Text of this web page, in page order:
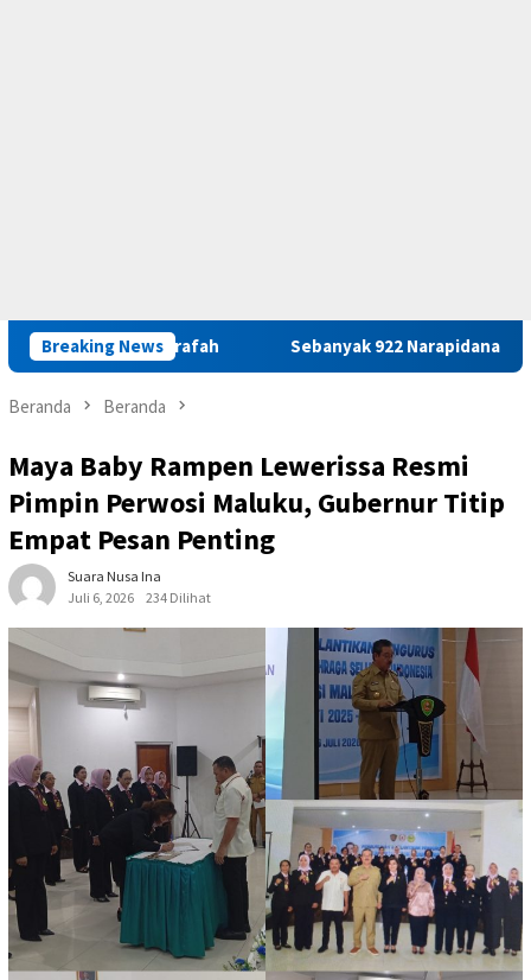
Breaking News
M. Arafah Sebanyak 922 Narapidana dan Lima Anak
Beranda Beranda
Maya Baby Rampen Lewerissa Resmi
Pimpin Perwosi Maluku, Gubernur Titip
Empat Pesan Penting
Suara Nusa Ina
Juli 6, 2026
234 Dilihat